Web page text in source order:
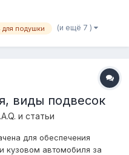
для подушки (и ещё 7 )
виды подвесок
и статьи
для обеспечения
кузовом автомобиля за